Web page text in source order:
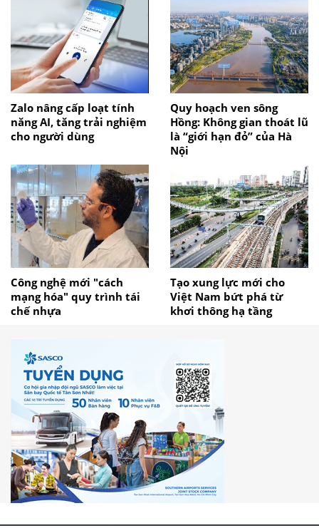
Zalo nâng cấp loạt tính
năng AI, tăng trải nghiệm
cho người dùng
Quy hoạch ven sông
Hồng: Không gian thoát lũ
là “giới hạn đỏ” của Hà
Nội
Công nghệ mới "cách
mạng hóa" quy trình tái
chế nhựa
Tạo xung lực mới cho
Việt Nam bứt phá từ
khơi thông hạ tầng